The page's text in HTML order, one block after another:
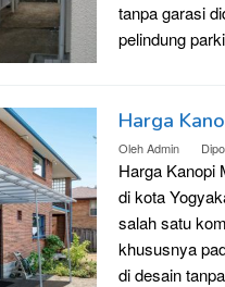
tanpa garasi
pelindung
Harga
OlehAdmin
Harga Kanopi
di kota
salah satu
khususnya
di desain